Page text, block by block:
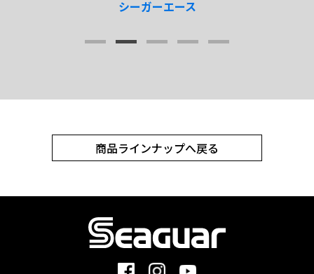
シーガーエース
商品ラインナップへ戻る